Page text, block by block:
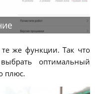
же функции. Так что
оптимальный
плюс.